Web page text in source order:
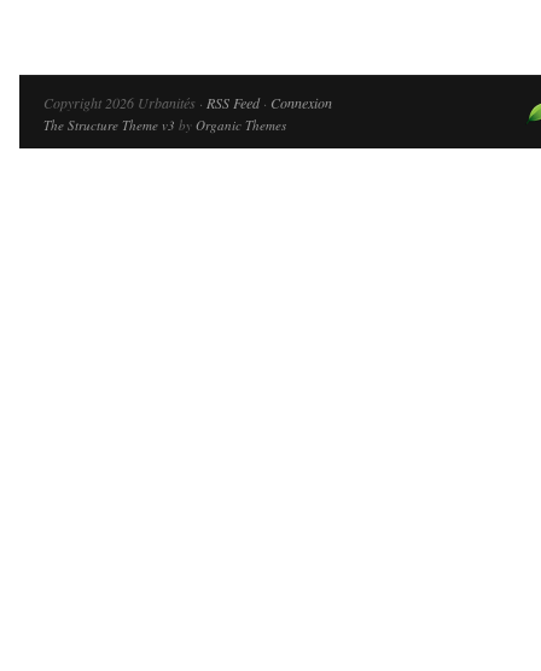
Copyright 2026 Urbanités · RSS Feed· Connexion
The Structure Theme v3 by Organic Themes